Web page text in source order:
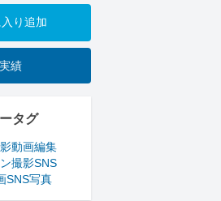
り追加
績
タグ
動画編集
撮影SNS
SNS写真